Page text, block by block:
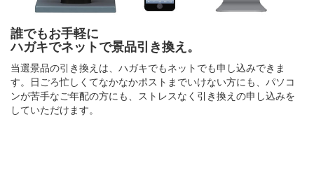
誰でもお手軽に
ハガキでネットで景品引き換え。
当選景品の引き換えは、ハガキでもネットでも申し込みできま
す。日ごろ忙しくてなかなかポストまでいけない方にも、パソコ
ンが苦手なご年配の方にも、ストレスなく引き換えの申し込みを
していただけます。